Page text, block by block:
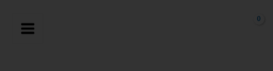
contenido